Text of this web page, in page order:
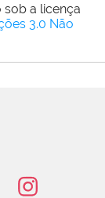
a licença
3.0 Não